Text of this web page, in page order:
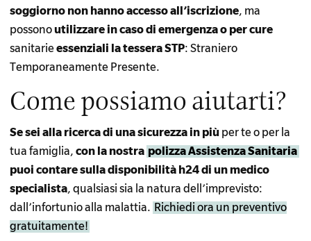
soggiorno non hanno accesso all’iscrizione, ma
possono utilizzare in caso di emergenza o per cure
sanitarieessenziali la tessera STP: Straniero
Temporaneamente Presente.
Come possiamo aiutarti?
Se sei alla ricerca di una sicurezza in piùper te o per la
tua famiglia, con la nostra polizza Assistenza Sanitaria
puoi contare sulla disponibilità h24 di un medico
specialista, qualsiasi sia la natura dell’imprevisto:
dall’infortunio alla malattia. Richiedi ora un preventivo
gratuitamente!